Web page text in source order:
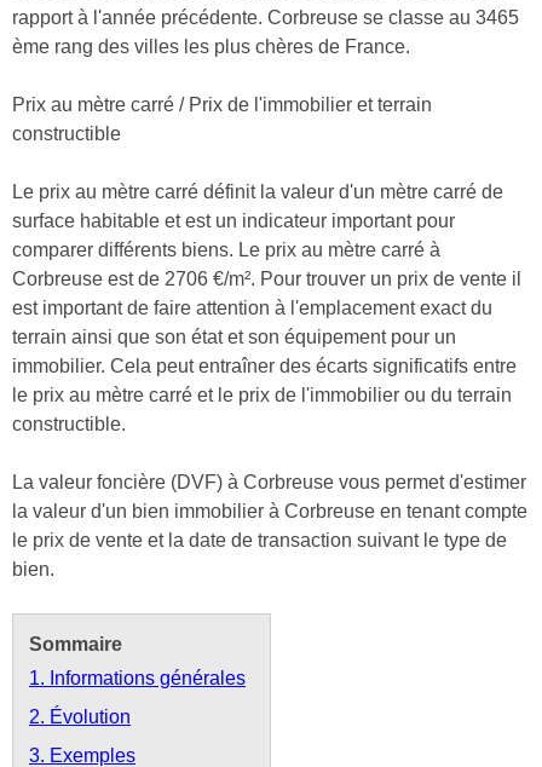
rapport à l'année précédente. Corbreuse se classe au 3465
ème rang des villes les plus chères de France.
Prix au mètre carré / Prix de l'immobilier et terrain
constructible
Le prix au mètre carré définit la valeur d'un mètre carré de
surface habitable et est un indicateur important pour
comparer différents biens. Le prix au mètre carré à
Corbreuse est de 2706 €/m². Pour trouver un prix de vente il
est important de faire attention à l'emplacement exact du
terrain ainsi que son état et son équipement pour un
immobilier. Cela peut entraîner des écarts significatifs entre
le prix au mètre carré et le prix de l'immobilier ou du terrain
constructible.
La valeur foncière (DVF) à Corbreuse vous permet d'estimer
la valeur d'un bien immobilier à Corbreuse en tenant compte
le prix de vente et la date de transaction suivant le type de
bien.
Sommaire
1. Informations générales
2. Évolution
3. Exemples